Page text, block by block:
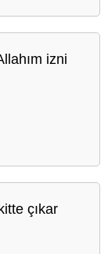
izni
çıkar